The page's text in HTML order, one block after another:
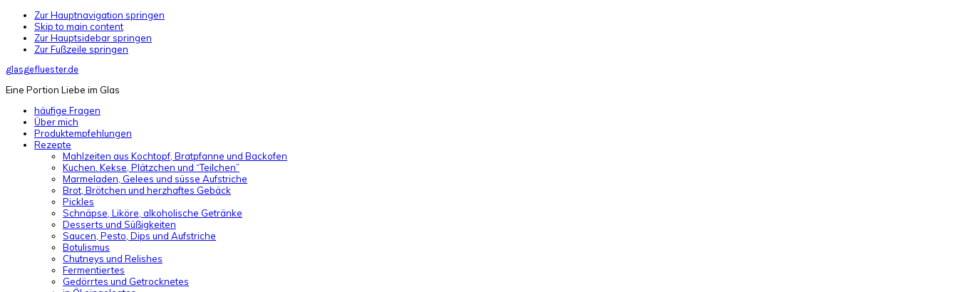
Zur Hauptnavigation springen
Skip to main content
Zur Hauptsidebar springen
Zur Fußzeile springen
glasgefluester.de
Eine Portion Liebe im Glas
häufige Fragen
Über mich
Produktempfehlungen
Rezepte
Mahlzeiten aus Kochtopf, Bratpfanne und Backofen
Kuchen. Kekse, Plätzchen und “Teilchen”
Marmeladen, Gelees und süsse Aufstriche
Brot, Brötchen und herzhaftes Gebäck
Pickles
Schnäpse, Liköre, alkoholische Getränke
Desserts und Süßigkeiten
Saucen, Pesto, Dips und Aufstriche
Botulismus
Chutneys und Relishes
Fermentiertes
Gedörrtes und Getrocknetes